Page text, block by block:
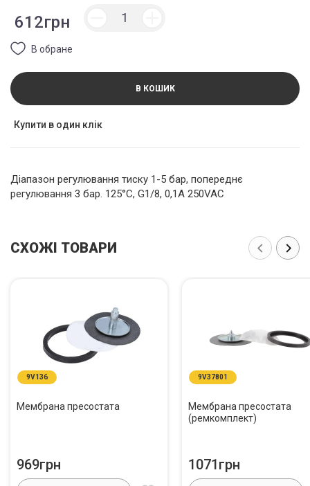
612грн
В обране
В КОШИК
Купити в один клік
Діапазон регулювання тиску 1-5 бар, попереднє
регулювання 3 бар. 125°C, G1/8, 0,1A 250VAC
СХОЖІ ТОВАРИ
9V136
Мембрана пресостата
969грн
9V37801
Мембрана пресостата
(ремкомплект)
1071грн